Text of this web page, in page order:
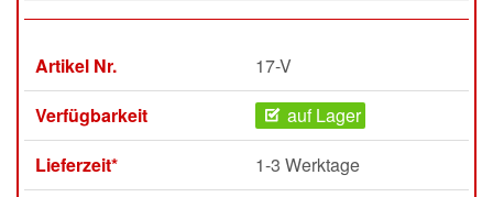
Artikel Nr.
17-V
Verfügbarkeit
auf Lager
Lieferzeit*
1-3 Werktage